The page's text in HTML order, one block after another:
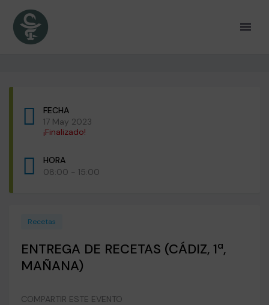
FECHA
17 May 2023
¡Finalizado!
HORA
08:00 - 15:00
Recetas
ENTREGA DE RECETAS (CÁDIZ, 1ª,
MAÑANA)
COMPARTIR ESTE EVENTO